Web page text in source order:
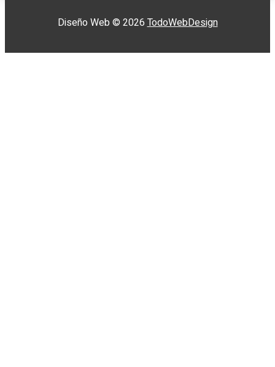
Diseño Web © 2026TodoWebDesign